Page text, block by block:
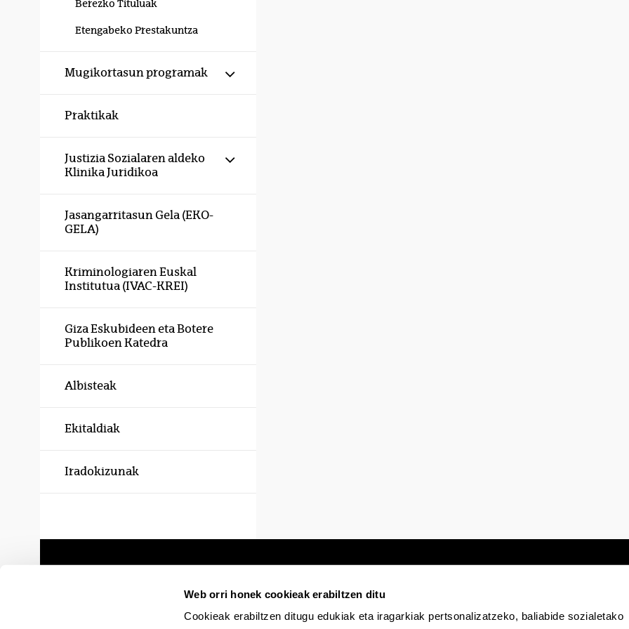
Web orri honek cookieak erabiltzen ditu
Cookieak erabiltzen ditugu edukiak eta iragarkiak pertsonalizatzeko, baliabide sozialetako
Berezko Tituluak
Etengabeko Prestakuntza
Mugikortasun programak Erakutsi/izkutatu azpiorriak
Praktikak
Justizia Sozialaren aldeko
Klinika Juridikoa
Erakutsi/izkutatu azpiorriak
Jasangarritasun Gela (EKO-
GELA)
Kriminologiaren Euskal
Institutua (IVAC-KREI)
Giza Eskubideen eta Botere
Publikoen Katedra
Albisteak
Ekitaldiak
Iradokizunak
Egoitza elektronikoa Irisgarritasuna